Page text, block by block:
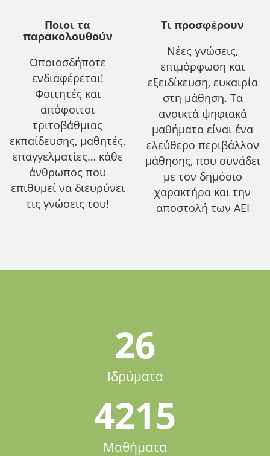
Ποιοι τα
παρακολουθούν
Οποιοσδήποτε
ενδιαφέρεται!
Φοιτητές και
απόφοιτοι
τριτοβάθμιας
εκπαίδευσης, μαθητές,
επαγγελματίες… κάθε
άνθρωπος που
επιθυμεί να διευρύνει
τις γνώσεις του!
Τι προσφέρουν
Νέες γνώσεις,
επιμόρφωση και
εξειδίκευση, ευκαιρία
στη μάθηση. Τα
ανοικτά ψηφιακά
μαθήματα είναι ένα
ελεύθερο περιβάλλον
μάθησης, που συνάδει
με τον δημόσιο
χαρακτήρα και την
αποστολή των ΑΕΙ
26
Ιδρύματα
4215
Μαθήματα